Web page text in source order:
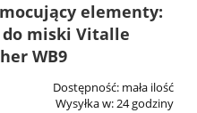
elementy:
do miski Vitalle
WB9
Dostępność: mała ilość
Wysyłka w:24 godziny